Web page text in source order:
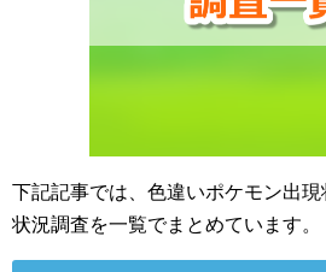
下記記事では、色違いポケモン出
状況調査を一覧でまとめています。